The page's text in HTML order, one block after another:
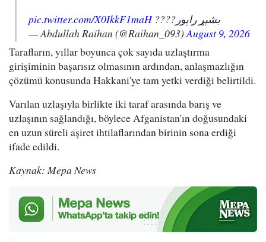
بشپړ راپور????pic.twitter.com/X0IkkF1maH
— Abdullah Raihan (@Raihan_093) August 9, 2026
Tarafların, yıllar boyunca çok sayıda uzlaştırma
girişiminin başarısız olmasının ardından, anlaşmazlığın
çözümü konusunda Hakkani'ye tam yetki verdiği belirtildi.
Varılan uzlaşıyla birlikte iki taraf arasında barış ve
uzlaşının sağlandığı, böylece Afganistan'ın doğusundaki
en uzun süreli aşiret ihtilaflarından birinin sona erdiği
ifade edildi.
Kaynak: Mepa News